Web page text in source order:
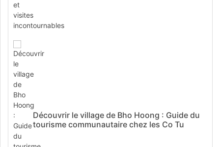
Découvrir le village de Bho Hoong : Guide du
tourisme communautaire chez les Co Tu